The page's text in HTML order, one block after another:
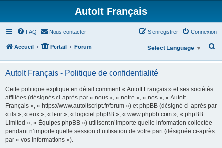
AutoIt Français
FAQ Nous contacter Connexion
S’enregistrer
Accueil Portail Forum
h
r
Select Language ▼
AutoIt Français - Politique de confidentialité
Cette politique explique en détail comment « AutoIt Français » et ses sociétés
affiliées (désignés ci-après par « nous », « notre », « nos », « AutoIt
Français », « https://www.autoitscript.fr/forum ») et phpBB (désigné ci-après par
« ils », « eux », « leur », « logiciel phpBB », « www.phpbb.com », « phpBB
Limited », « Équipes phpBB ») utilisent n’importe quelle information collectée
pendant n’importe quelle session d’utilisation de votre part (désignée ci-après
par « vos informations »).